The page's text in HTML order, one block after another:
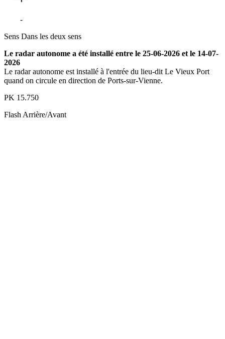
-
Sens Dans les deux sens
Le radar autonome a été installé entre le 25-06-2026 et le 14-07-
2026
Le radar autonome est installé à l'entrée du lieu-dit Le Vieux Port
quand on circule en direction de Ports-sur-Vienne.
PK 15.750
FlashArrière/Avant